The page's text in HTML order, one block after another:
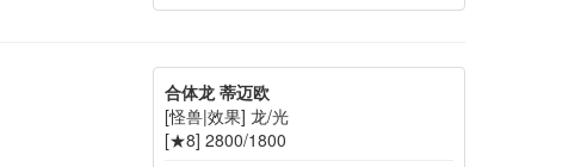
合体龙 蒂迈欧
[怪兽|效果] 龙/光
[★8] 2800/1800